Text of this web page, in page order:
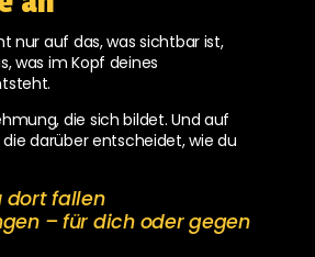
nur auf das, was sichtbar ist,
was im Kopf deines
die sich bildet. Und auf
die darüber entscheidet, wie du
dort fallen
– für dich oder gegen